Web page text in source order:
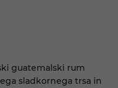
guatemalski rum
sladkornega trsa in